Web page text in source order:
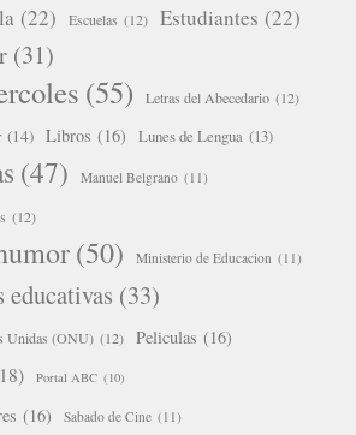
(22) Escuelas (12) Estudiantes (22)
(31)
(55) Letras del Abecedario (12)
(14) Libros (16) Lunes de Lengua (13)
(47) Manuel Belgrano (11)
(12)
(50) Ministerio de Educacion (11)
(33)
Unidas (ONU) (12) Peliculas (16)
Portal ABC (10)
(16) Sabado de Cine (11)